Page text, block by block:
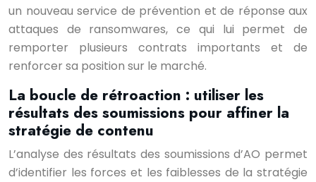
un nouveau service de prévention et de réponse aux
attaques de ransomwares, ce qui lui permet de
remporter plusieurs contrats importants et de
renforcer sa position sur le marché.
La boucle de rétroaction : utiliser les
résultats des soumissions pour affiner la
stratégie de contenu
L’analyse des résultats des soumissions d’AO permet
d’identifier les forces et les faiblesses de la stratégie